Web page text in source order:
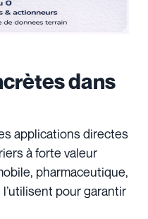
dans
applications directes
à forte valeur
pharmaceutique,
pour garantir